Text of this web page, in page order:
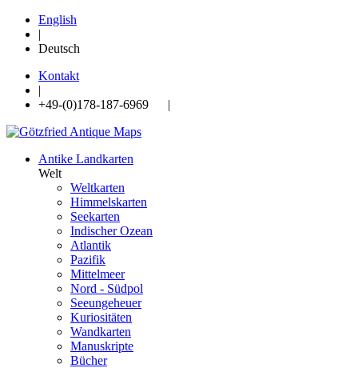
English
|
Deutsch
Kontakt
|
+49-(0)178-187-6969 |
Antike Landkarten
Welt
Weltkarten
Himmelskarten
Seekarten
Indischer Ozean
Atlantik
Pazifik
Mittelmeer
Nord - Südpol
Seeungeheuer
Kuriositäten
Wandkarten
Manuskripte
Bücher